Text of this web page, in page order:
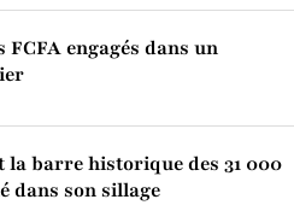
engagés dans un
la barre historique des 31 000
dans son sillage